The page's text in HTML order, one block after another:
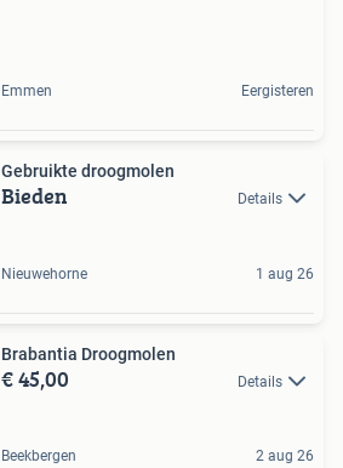
Emmen Eergisteren
Gebruikte droogmolen
Bieden Details
Nieuwehorne 1 aug 26
Brabantia Droogmolen
€ 45,00 Details
Beekbergen 2 aug 26